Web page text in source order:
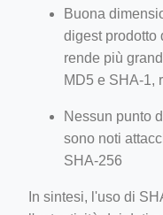
Buona
digest prodotto
rende più
MD5 e SHA-1,
Nessun punto
sono noti
SHA-256
In sintesi, l'uso di